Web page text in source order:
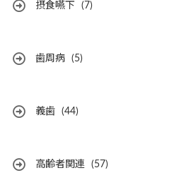
摂食嚥下 (7)
歯周病 (5)
義歯 (44)
高齢者関連 (57)